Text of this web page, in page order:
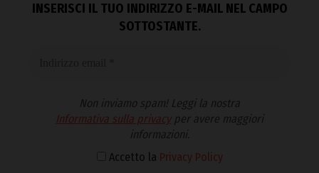
INSERISCI IL TUO INDIRIZZO E-MAIL NEL CAMPO
SOTTOSTANTE.
Non inviamo spam! Leggi la nostra
Informativa sulla privacyper avere maggiori
informazioni.
Accetto la Privacy Policy